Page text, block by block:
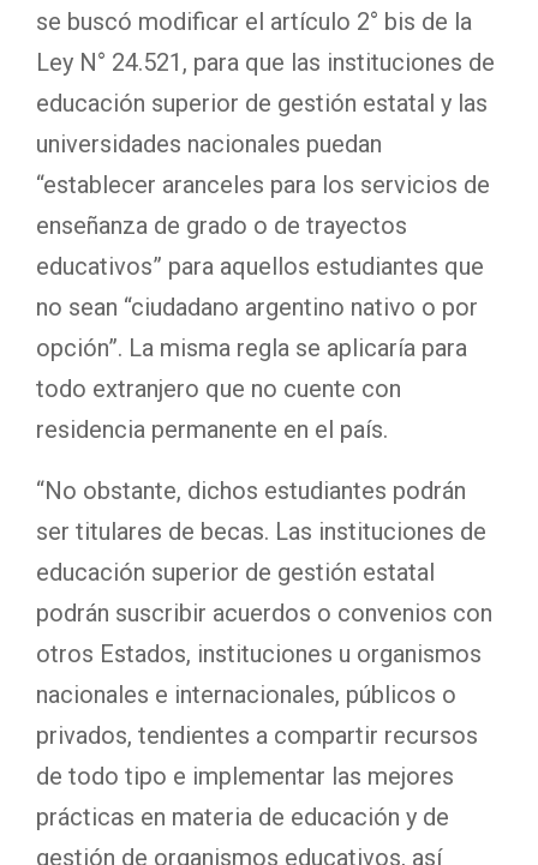
se buscó modificar el artículo 2° bis de la
Ley N° 24.521, para que las instituciones de
educación superior de gestión estatal y las
universidades nacionales puedan
“establecer aranceles para los servicios de
enseñanza de grado o de trayectos
educativos” para aquellos estudiantes que
no sean “ciudadano argentino nativo o por
opción”. La misma regla se aplicaría para
todo extranjero que no cuente con
residencia permanente en el país.
“No obstante, dichos estudiantes podrán
ser titulares de becas. Las instituciones de
educación superior de gestión estatal
podrán suscribir acuerdos o convenios con
otros Estados, instituciones u organismos
nacionales e internacionales, públicos o
privados, tendientes a compartir recursos
de todo tipo e implementar las mejores
prácticas en materia de educación y de
gestión de organismos educativos, así